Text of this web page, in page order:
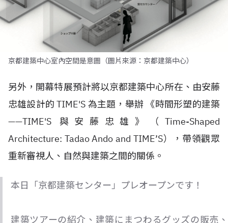
京都建築中心室內空間是意圖（圖片來源：京都建築中心）
另外，開幕特展預計將以京都建築中心所在、由安藤
忠雄設計的 TIME'S 為主題，舉辦 《時間形塑的建築
——TIME'S 與安藤忠雄》（Time-Shaped
Architecture: Tadao Ando and TIME’S），帶領觀眾
重新審視人、自然與建築之間的關係。
本日「京都建築センター」プレオープンです！
建築ツアーの紹介、建築にまつわるグッズの販売、